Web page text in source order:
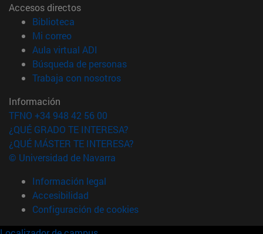
Accesos directos
Biblioteca
Mi correo(abre en nueva ventana)
Aula virtual ADI
Búsqueda de personas(abre en nueva ventana)
Trabaja con nosotros(abre en nueva ventana)
Información
TFNO +34 948 42 56 00
¿QUÉ GRADO TE INTERESA?
¿QUÉ MÁSTER TE INTERESA?
© Universidad de Navarra
Información legal
Accesibilidad
Configuración de cookies